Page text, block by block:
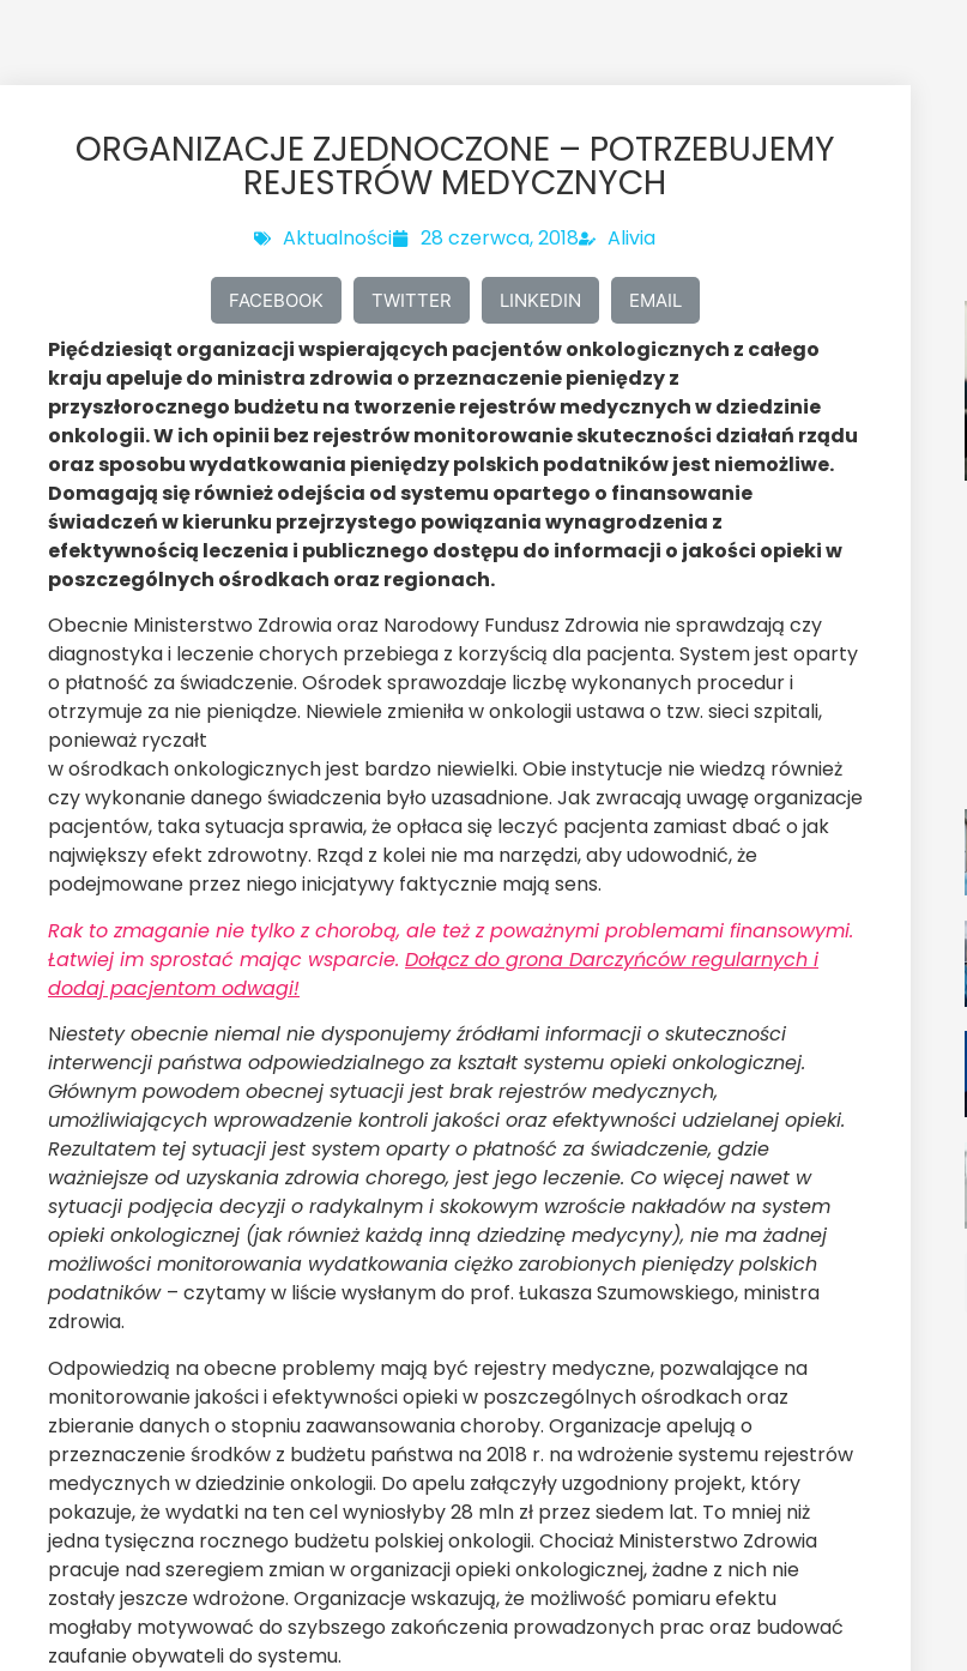
ORGANIZACJE ZJEDNOCZONE – POTRZEBUJEMY
REJESTRÓW MEDYCZNYCH
Aktualności 28 czerwca, 2018 Alivia
FACEBOOK TWITTER LINKEDIN EMAIL
Pięćdziesiąt organizacji wspierających pacjentów onkologicznych z całego
kraju apeluje do ministra zdrowia o przeznaczenie pieniędzy z
przyszłorocznego budżetu na tworzenie rejestrów medycznych w dziedzinie
onkologii. W ich opinii bez rejestrów monitorowanie skuteczności działań rządu
oraz sposobu wydatkowania pieniędzy polskich podatników jest niemożliwe.
Domagają się również odejścia od systemu opartego o finansowanie
świadczeń w kierunku przejrzystego powiązania wynagrodzenia z
efektywnością leczenia i publicznego dostępu do informacji o jakości opieki w
poszczególnych ośrodkach oraz regionach.
Obecnie Ministerstwo Zdrowia oraz Narodowy Fundusz Zdrowia nie sprawdzają czy
diagnostyka i leczenie chorych przebiega z korzyścią dla pacjenta. System jest oparty
o płatność za świadczenie. Ośrodek sprawozdaje liczbę wykonanych procedur i
otrzymuje za nie pieniądze. Niewiele zmieniła w onkologii ustawa o tzw. sieci szpitali,
ponieważ ryczałt
w ośrodkach onkologicznych jest bardzo niewielki. Obie instytucje nie wiedzą również
czy wykonanie danego świadczenia było uzasadnione. Jak zwracają uwagę organizacje
pacjentów, taka sytuacja sprawia, że opłaca się leczyć pacjenta zamiast dbać o jak
największy efekt zdrowotny. Rząd z kolei nie ma narzędzi, aby udowodnić, że
podejmowane przez niego inicjatywy faktycznie mają sens.
Rak to zmaganie nie tylko z chorobą, ale też z poważnymi problemami finansowymi.
Łatwiej im sprostać mając wsparcie. Dołącz do grona Darczyńców regularnych i
dodaj pacjentom odwagi!
Niestety obecnie niemal nie dysponujemy źródłami informacji o skuteczności
interwencji państwa odpowiedzialnego za kształt systemu opieki onkologicznej.
Głównym powodem obecnej sytuacji jest brak rejestrów medycznych,
umożliwiających wprowadzenie kontroli jakości oraz efektywności udzielanej opieki.
Rezultatem tej sytuacji jest system oparty o płatność za świadczenie, gdzie
ważniejsze od uzyskania zdrowia chorego, jest jego leczenie. Co więcej nawet w
sytuacji podjęcia decyzji o radykalnym i skokowym wzroście nakładów na system
opieki onkologicznej (jak również każdą inną dziedzinę medycyny), nie ma żadnej
możliwości monitorowania wydatkowania ciężko zarobionych pieniędzy polskich
podatników – czytamy w liście wysłanym do prof. Łukasza Szumowskiego, ministra
zdrowia.
Odpowiedzią na obecne problemy mają być rejestry medyczne, pozwalające na
monitorowanie jakości i efektywności opieki w poszczególnych ośrodkach oraz
zbieranie danych o stopniu zaawansowania choroby. Organizacje apelują o
przeznaczenie środków z budżetu państwa na 2018 r. na wdrożenie systemu rejestrów
medycznych w dziedzinie onkologii. Do apelu załączyły uzgodniony projekt, który
pokazuje, że wydatki na ten cel wyniosłyby 28 mln zł przez siedem lat. To mniej niż
jedna tysięczna rocznego budżetu polskiej onkologii. Chociaż Ministerstwo Zdrowia
pracuje nad szeregiem zmian w organizacji opieki onkologicznej, żadne z nich nie
zostały jeszcze wdrożone. Organizacje wskazują, że możliwość pomiaru efektu
mogłaby motywować do szybszego zakończenia prowadzonych prac oraz budować
zaufanie obywateli do systemu.